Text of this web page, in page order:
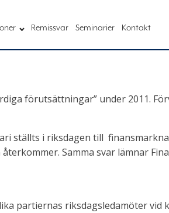
Remissvar Seminarier Kontakt
förutsättningar” under 2011.
ställts i riksdagen till
Samma svar lämnar
partiernas riksdagsledamöter vid